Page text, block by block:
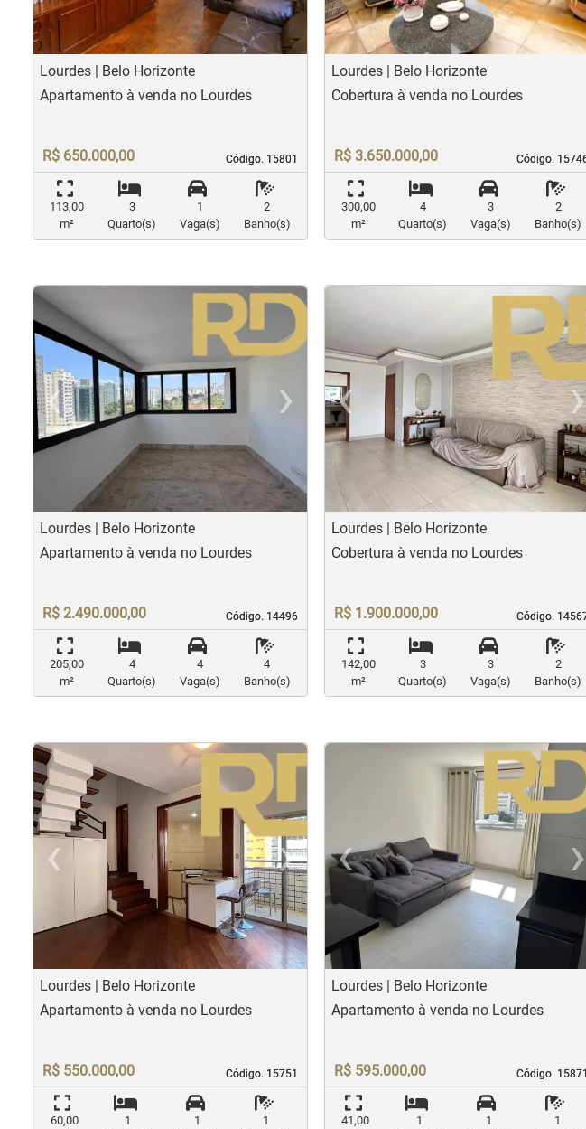
Lourdes | Belo Horizonte
Código. 15801
Código. 15801
Apartamento à venda no Lourdes
R$ 650.000,00
113,00
m²
3
Quarto(s)
1
Vaga(s)
2
Banho(s)
Lourdes | Belo Horizonte
Código.
Código.
Cobertura à venda no Lourdes
R$ 3.650.000,00
300,00
m²
4
Quarto(s)
3
Vaga(s)
2
Banho(s)
‹
Previous
›
Next
Lourdes | Belo Horizonte
Código. 14496
Código. 14496
Apartamento à venda no Lourdes
R$ 2.490.000,00
205,00
m²
4
Quarto(s)
4
Vaga(s)
4
Banho(s)
‹
Previous
›
Lourdes | Belo Horizonte
Código.
Código.
Cobertura à venda no Lourdes
R$ 1.900.000,00
142,00
m²
3
Quarto(s)
3
Vaga(s)
2
Banho(s)
‹
Previous
›
Next
Lourdes | Belo Horizonte
Código. 15751
Código. 15751
Apartamento à venda no Lourdes
R$ 550.000,00
60,00
1
1
1
‹
Previous
›
Lourdes | Belo Horizonte
Código. 15871
Código. 15871
Apartamento à venda no Lourdes
R$ 595.000,00
41,00
1
1
1